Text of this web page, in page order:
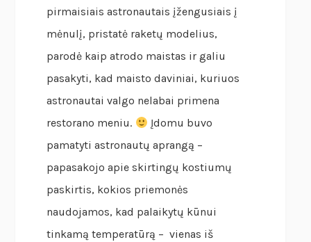
pirmaisiais astronautais įžengusiais į
mėnulį, pristatė raketų modelius,
parodė kaip atrodo maistas ir galiu
pasakyti, kad maisto daviniai, kuriuos
astronautai valgo nelabai primena
restorano meniu.
Įdomu buvo
pamatyti astronautų aprangą –
papasakojo apie skirtingų kostiumų
paskirtis, kokios priemonės
naudojamos, kad palaikytų kūnui
tinkamą temperatūrą – vienas iš